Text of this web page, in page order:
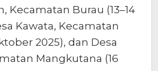
Kecamatan Burau (13–14
Kawata, Kecamatan
2025), dan Desa
Mangkutana (16